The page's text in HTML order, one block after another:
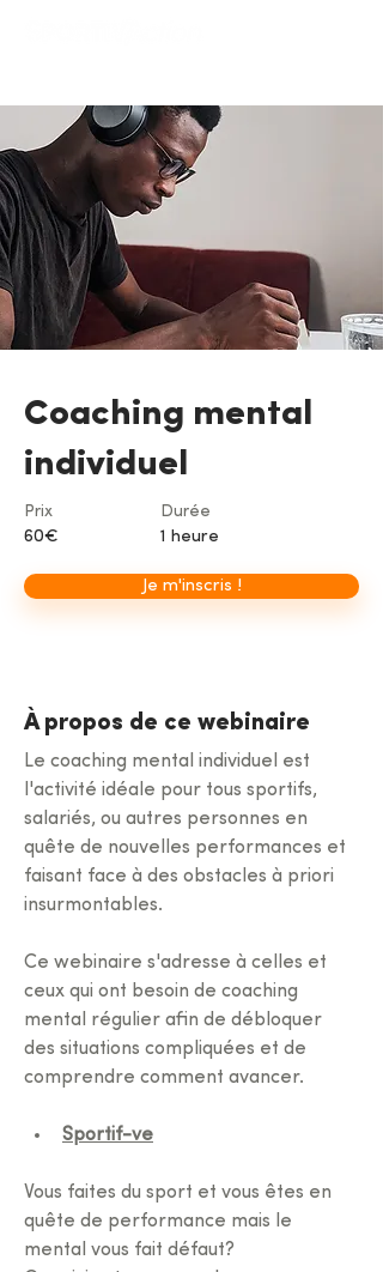
Coaching mental
individuel
Prix
60€
Durée
1 heure
Je m'inscris !
À propos de ce webinaire
Le coaching mental individuel est
l'activité idéale pour tous sportifs,
salariés, ou autres personnes en
quête de nouvelles performances et
faisant face à des obstacles à priori
insurmontables.
Ce webinaire s'adresse à celles et
ceux qui ont besoin de coaching
mental régulier afin de débloquer
des situations compliquées et de
comprendre comment avancer.
Sportif-ve
Vous faites du sport et vous êtes en
quête de performance mais le
mental vous fait défaut?